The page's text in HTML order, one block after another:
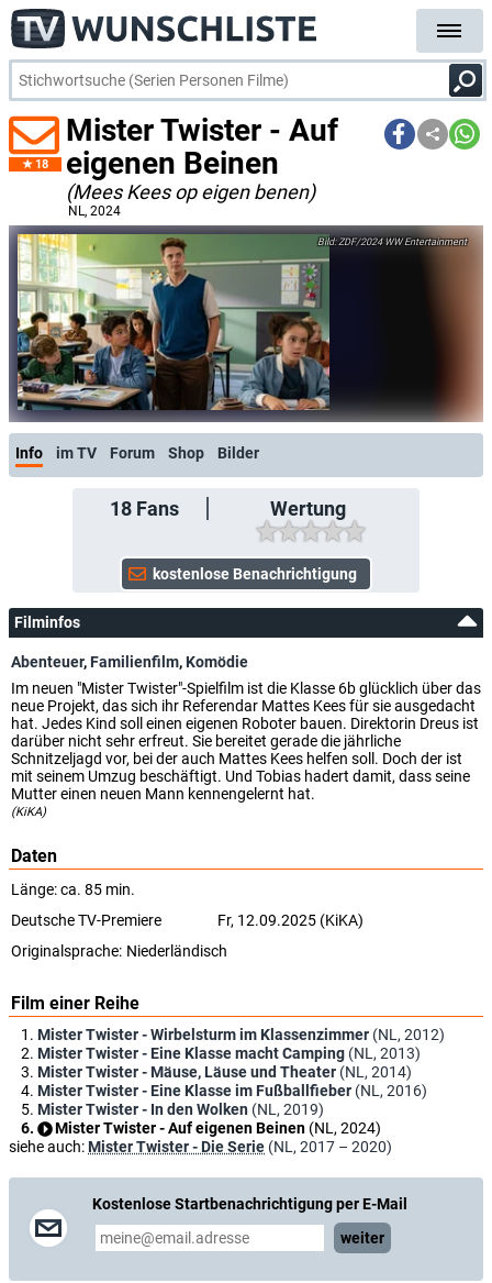
18
Mister Twister - Auf
eigenen Beinen
(Mees Kees op eigen benen)
NL, 2024
ZDF/2024 WW Entertainment
Info im TV Forum Shop Bilder
18Fans Wertung
Filminfos
Abenteuer,Familienfilm,Komödie
Im neuen "Mister Twister"-Spielfilm ist die Klasse 6b glücklich über das
neue Projekt, das sich ihr Referendar Mattes Kees für sie ausgedacht
hat. Jedes Kind soll einen eigenen Roboter bauen. Direktorin Dreus ist
darüber nicht sehr erfreut. Sie bereitet gerade die jährliche
Schnitzeljagd vor, bei der auch Mattes Kees helfen soll. Doch der ist
mit seinem Umzug beschäftigt. Und Tobias hadert damit, dass seine
Mutter einen neuen Mann kennengelernt hat.
(KiKA)
Daten
Länge: ca. 85 min.
Deutsche TV-Premiere
Fr, 12.09.2025 (KiKA)
Originalsprache: Niederländisch
Film einer Reihe
Mister Twister - Wirbelsturm im Klassenzimmer (NL, 2012)
Mister Twister - Eine Klasse macht Camping (NL, 2013)
Mister Twister - Mäuse, Läuse und Theater (NL, 2014)
Mister Twister - Eine Klasse im Fußballfieber (NL, 2016)
Mister Twister - In den Wolken (NL, 2019)
Mister Twister - Auf eigenen Beinen (NL, 2024)
siehe auch:Mister Twister - Die Serie (NL, 2017 – 2020)
Kostenlose Startbenachrichtigung per E-Mail
weiter